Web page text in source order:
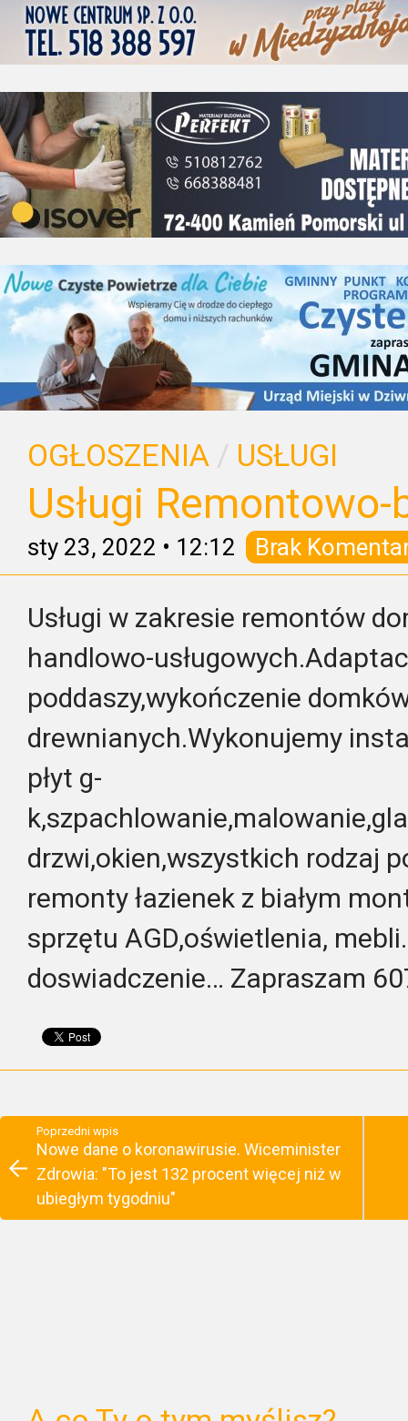
OGŁOSZENIA / USŁUGI
Usługi
sty 23, 2022 • 12:12 Brak
Usługi w zakresie remontów
handlowo-
poddaszy,wykończenie
drewnianych.Wykonujemy
płyt g-
drzwi,okien,wszystkich rodzaj
remonty łazienek z białym
sprzętu AGD,oświetlenia,
doswiadczenie… Zapraszam
Poprzedni wpis
Nowe dane o koronawirusie. Wiceminister
Zdrowia: "To jest 132 procent więcej niż w
ubiegłym tygodniu"